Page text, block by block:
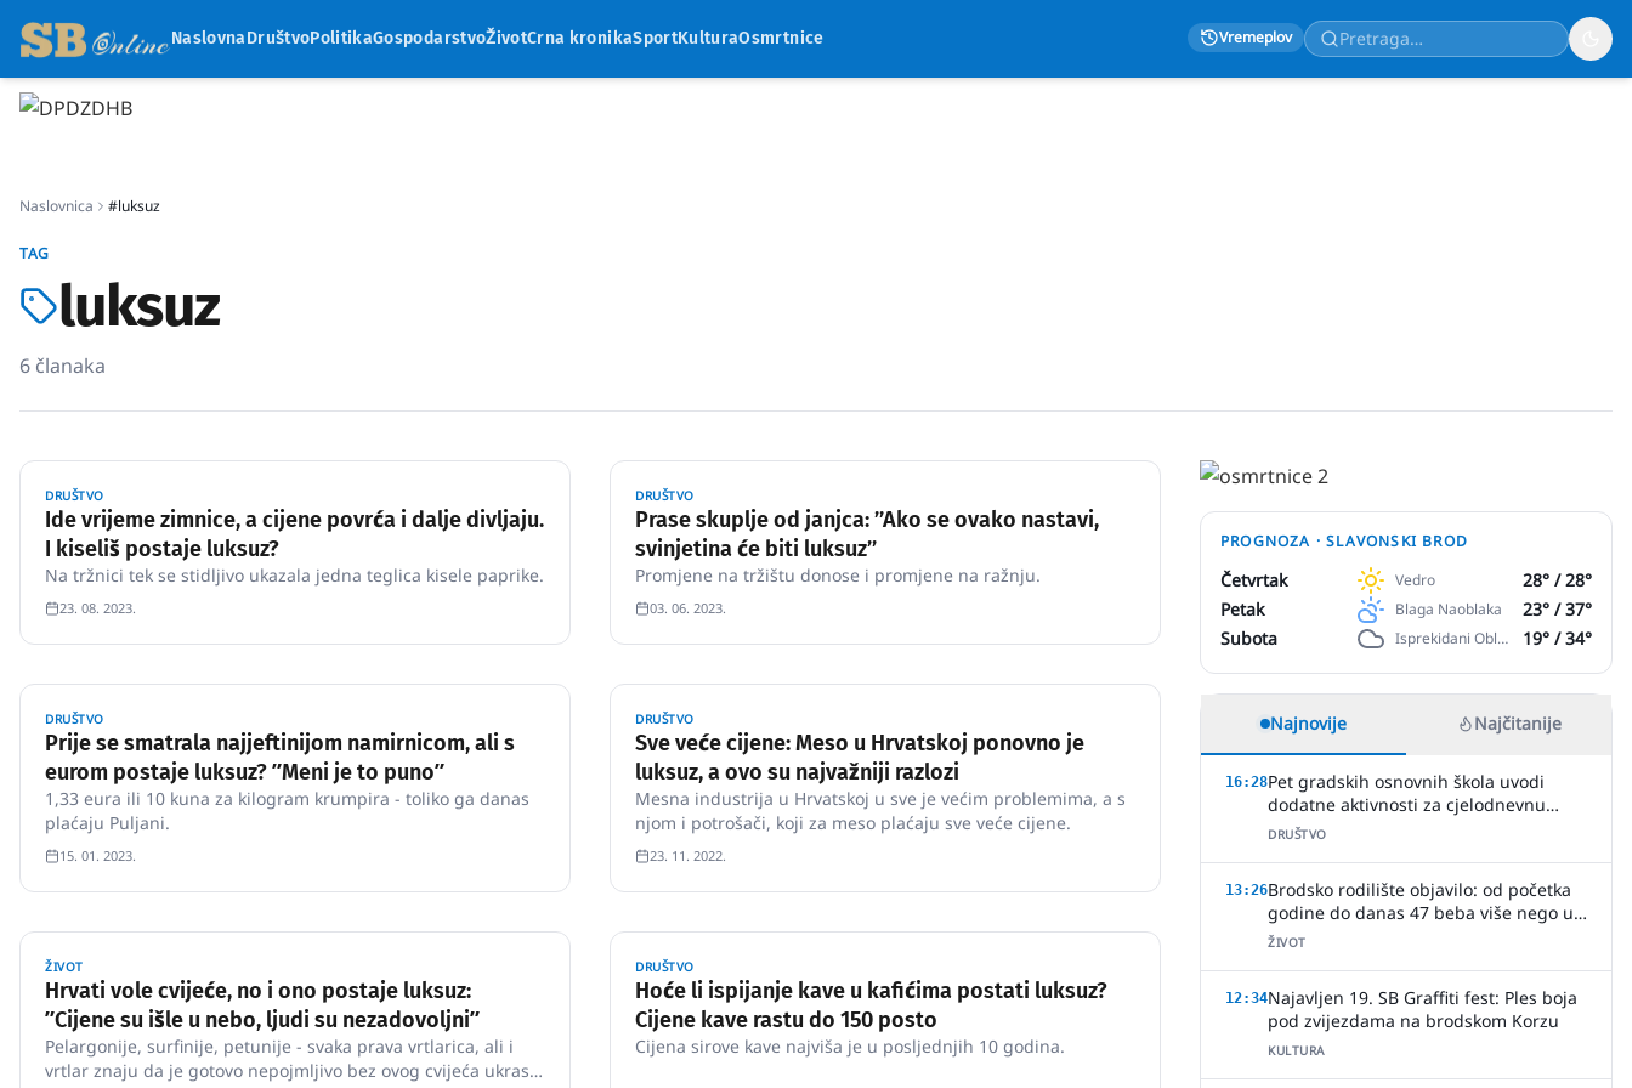
NaslovnaDruštvoPolitikaGospodarstvoŽivotCrna kronikaSportKulturaOsmrtnice Vremeplov
Naslovnica #luksuz
TAG
luksuz
6 članaka
DRUŠTVO
Ide vrijeme zimnice, a cijene povrća i dalje divljaju.
I kiseliš postaje luksuz?
Na tržnici tek se stidljivo ukazala jedna teglica kisele paprike.
23. 08. 2023.
DRUŠTVO
Prase skuplje od janjca: ’’Ako se ovako nastavi,
svinjetina će biti luksuz’’
Promjene na tržištu donose i promjene na ražnju.
03. 06. 2023.
DRUŠTVO
Prije se smatrala najjeftinijom namirnicom, ali s
eurom postaje luksuz? ʺMeni je to punoʺ
1,33 eura ili 10 kuna za kilogram krumpira - toliko ga danas
plaćaju Puljani.
15. 01. 2023.
DRUŠTVO
Sve veće cijene: Meso u Hrvatskoj ponovno je
luksuz, a ovo su najvažniji razlozi
Mesna industrija u Hrvatskoj u sve je većim problemima, a s
njom i potrošači, koji za meso plaćaju sve veće cijene.
23. 11. 2022.
ŽIVOT
Hrvati vole cvijeće, no i ono postaje luksuz:
ʺCijene su išle u nebo, ljudi su nezadovoljniʺ
Pelargonije, surfinije, petunije - svaka prava vrtlarica, ali i
vrtlar znaju da je gotovo nepojmljivo bez ovog cvijeća ukrasiti
DRUŠTVO
Hoće li ispijanje kave u kafićima postati luksuz?
Cijene kave rastu do 150 posto
Cijena sirove kave najviša je u posljednjih 10 godina.
PROGNOZA ·SLAVONSKI BROD
Četvrtak Vedro 28° /28°
Petak
Blaga Naoblaka 23° /37°
Subota
Isprekidani Oblaci 19° /34°
Najnovije Najčitanije
16:28Pet gradskih osnovnih škola uvodi
dodatne aktivnosti za cjelodnevnu
nastavu
DRUŠTVO
13:26Brodsko rodilište objavilo: od početka
godine do danas 47 beba više nego u
cijeloj 2025.!
ŽIVOT
12:34Najavljen 19. SB Graffiti fest: Ples boja
pod zvijezdama na brodskom Korzu
KULTURA